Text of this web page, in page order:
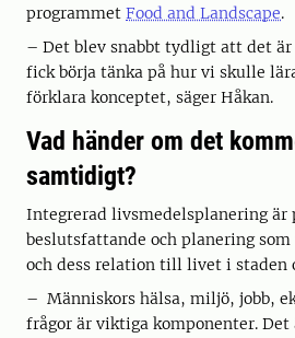
programmet Food and Landscape.
– Det blev snabbt tydligt att det
fick börja tänka på hur vi skulle
förklara konceptet, säger Håkan.
Vad händer om det
samtidigt?
Integrerad livsmedelsplanering är
beslutsfattande och planering
och dess relation till livet i staden
– Människors hälsa, miljö, jobb,
frågor är viktiga komponenter.